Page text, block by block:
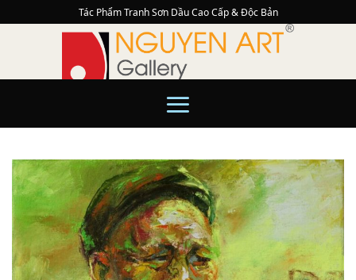
to
Tác Phẩm Tranh Sơn Dầu Cao Cấp & Độc Bản